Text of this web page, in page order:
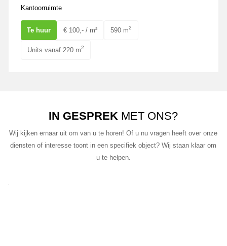
Kantoorruimte
Te huur € 100,- / m² 590 m2
Units vanaf 220 m2
IN GESPREK MET ONS?
Wij kijken ernaar uit om van u te horen! Of u nu vragen heeft over onze
diensten of interesse toont in een specifiek object? Wij staan klaar om
u te helpen.